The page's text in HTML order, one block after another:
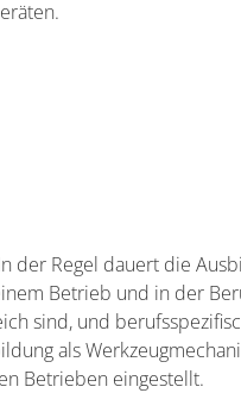
Regel dauert die
Betrieb und in der
sind, und
als
Betrieben eingestellt.